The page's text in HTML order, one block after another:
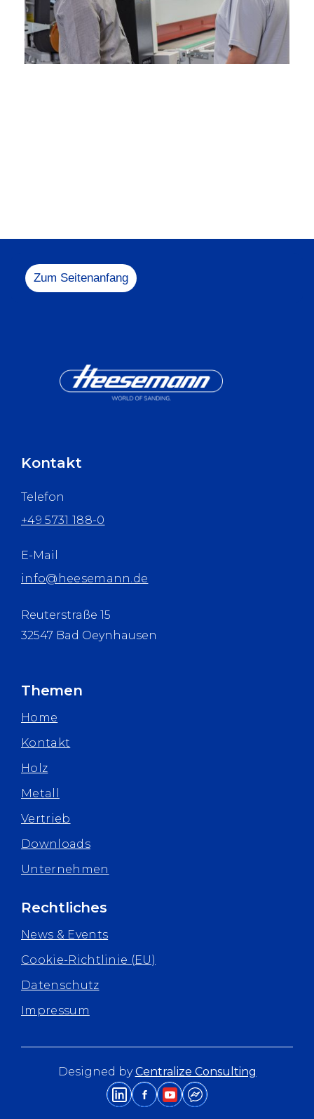
+49 5731
Zum Seitenanfang
Kontakt
Telefon
+49 5731 188-0
E-Mail
info@heesemann.de
Reuterstraße 15
32547 Bad Oeynhausen
Themen
Home
Kontakt
Holz
Metall
Vertrieb
Downloads
Unternehmen
Rechtliches
News & Events
Cookie-Richtlinie (EU)
Datenschutz
Impressum
Designed byCentralize Consulting